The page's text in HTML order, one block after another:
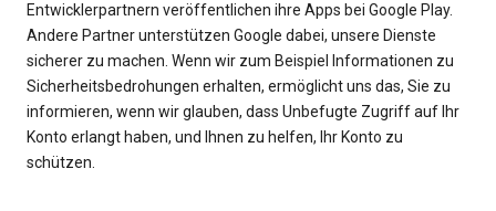
Entwicklerpartnern veröffentlichen ihre Apps bei Google Play.
Andere Partner unterstützen Google dabei, unsere Dienste
sicherer zu machen. Wenn wir zum Beispiel Informationen zu
Sicherheitsbedrohungen erhalten, ermöglicht uns das, Sie zu
informieren, wenn wir glauben, dass Unbefugte Zugriff auf Ihr
Konto erlangt haben, und Ihnen zu helfen, Ihr Konto zu
schützen.